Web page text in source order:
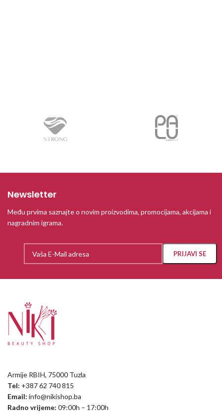
Newsletter
Među prvima saznajte o novim proizvodima, promocijama, akcijama i
nagradnim igrama.
Armije RBIH, 75000 Tuzla
Tel: +387 62 740 815
Email: info@nikishop.ba
Radno vrijeme: 09:00h – 17:00h